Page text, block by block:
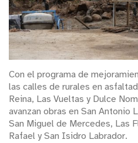
Con el programa de
las calles de rurales en
Reina, Las Vueltas y Dulce
avanzan obras en San Antonio
San Miguel de Mercedes, Las
Rafael y San Isidro Labrador.